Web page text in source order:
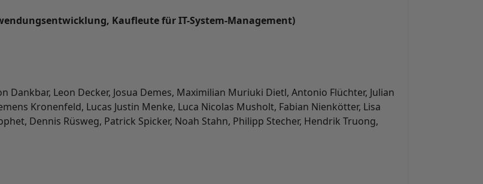
Kaufleute für IT-System-Management)
Dankbar, Leon Decker, Josua Demes, Maximilian Muriuki Dietl, Antonio Flüchter, Julian
Kronenfeld, Lucas Justin Menke, Luca Nicolas Musholt, Fabian Nienkötter, Lisa
Dennis Rüsweg, Patrick Spicker, Noah Stahn, Philipp Stecher, Hendrik Truong,